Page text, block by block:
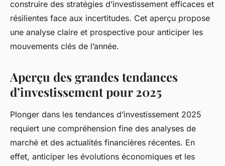
construire des stratégies d’investissement efficaces et
résilientes face aux incertitudes. Cet aperçu propose
une analyse claire et prospective pour anticiper les
mouvements clés de l’année.
Aperçu des grandes tendances
d’investissement pour 2025
Plonger dans les tendances d’investissement 2025
requiert une compréhension fine des analyses de
marché et des actualités financières récentes. En
effet, anticiper les évolutions économiques et les